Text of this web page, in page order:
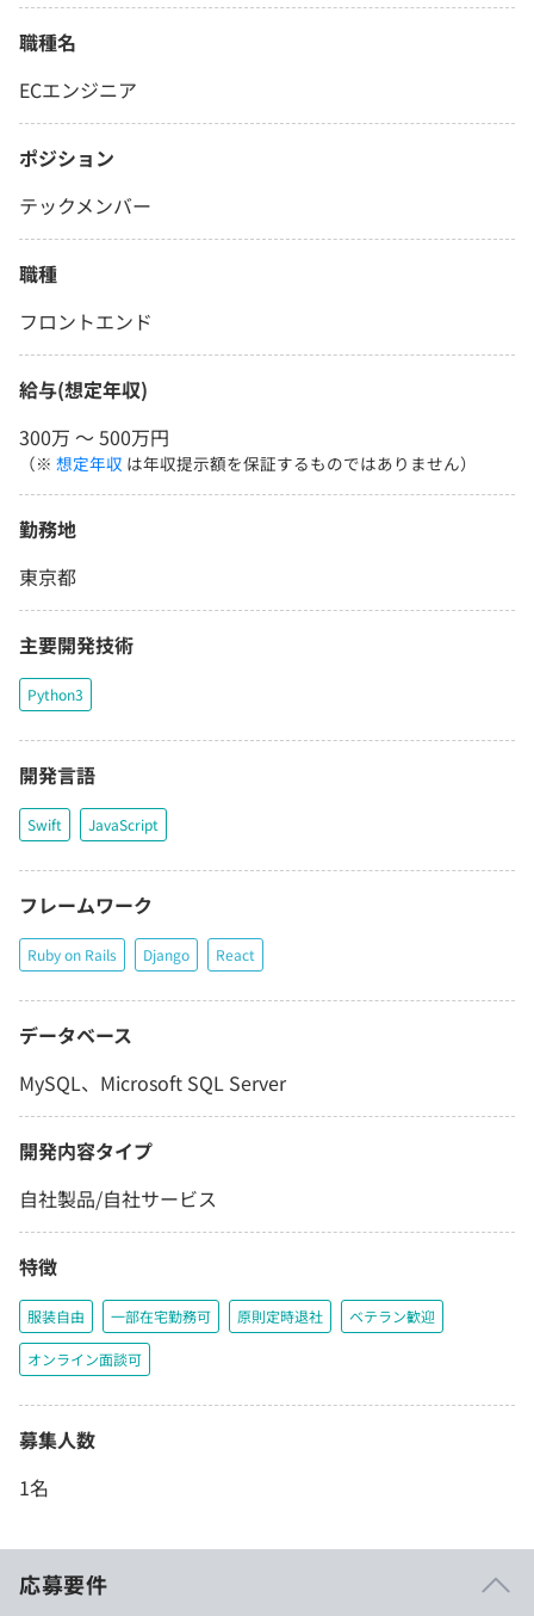
職種名
ECエンジニア
ポジション
テックメンバー
職種
フロントエンド
給与(想定年収)
300万 〜 500万円
（※ 想定年収 は年収提示額を保証するものではありません）
勤務地
東京都
主要開発技術
Python3
開発言語
Swift JavaScript
フレームワーク
Ruby on Rails Django React
データベース
MySQL、Microsoft SQL Server
開発内容タイプ
自社製品/自社サービス
特徴
服装自由 一部在宅勤務可 原則定時退社 ベテラン歓迎
オンライン面談可
募集人数
1名
応募要件